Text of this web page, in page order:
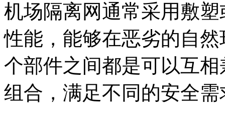
机场隔离网通常采用敷
性能，能够在恶劣的自
个部件之间都是可以互
组合，满足不同的安全需